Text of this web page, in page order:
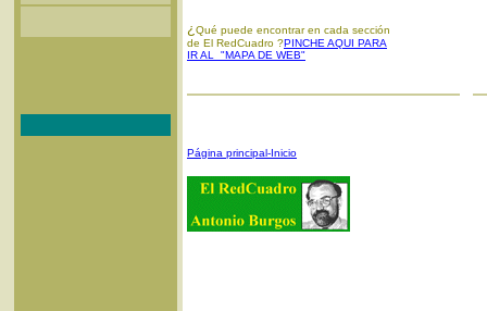
¿ Qué puede encontrar en cada sección
de El RedCuadro ?PINCHE AQUI PARA
IR AL "MAPA DE WEB"
Página principal-Inicio